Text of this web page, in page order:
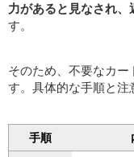
力があると見なされ、
す。
そのため、不要なカ
す。具体的な手順と注
手順